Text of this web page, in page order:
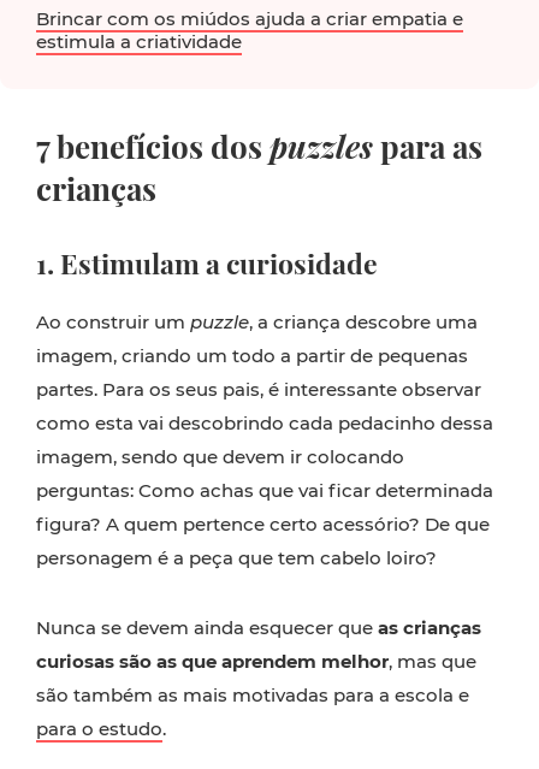
Brincar com os miúdos ajuda a criar empatia e
estimula a criatividade
7 benefícios dos puzzlespara as
crianças
1. Estimulam a curiosidade
Ao construir um puzzle, a criança descobre uma
imagem, criando um todo a partir de pequenas
partes. Para os seus pais, é interessante observar
como esta vai descobrindo cada pedacinho dessa
imagem, sendo que devem ir colocando
perguntas: Como achas que vai ficar determinada
figura? A quem pertence certo acessório? De que
personagem é a peça que tem cabelo loiro?
Nunca se devem ainda esquecer que as crianças
curiosas são as que aprendem melhor, mas que
são também as mais motivadas para a escola e
para o estudo.